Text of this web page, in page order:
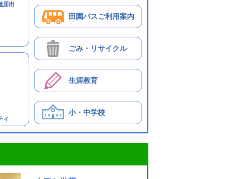
届出
ィ
田園バスご利用案内
ごみ・リサイクル
生涯教育
小・中学校